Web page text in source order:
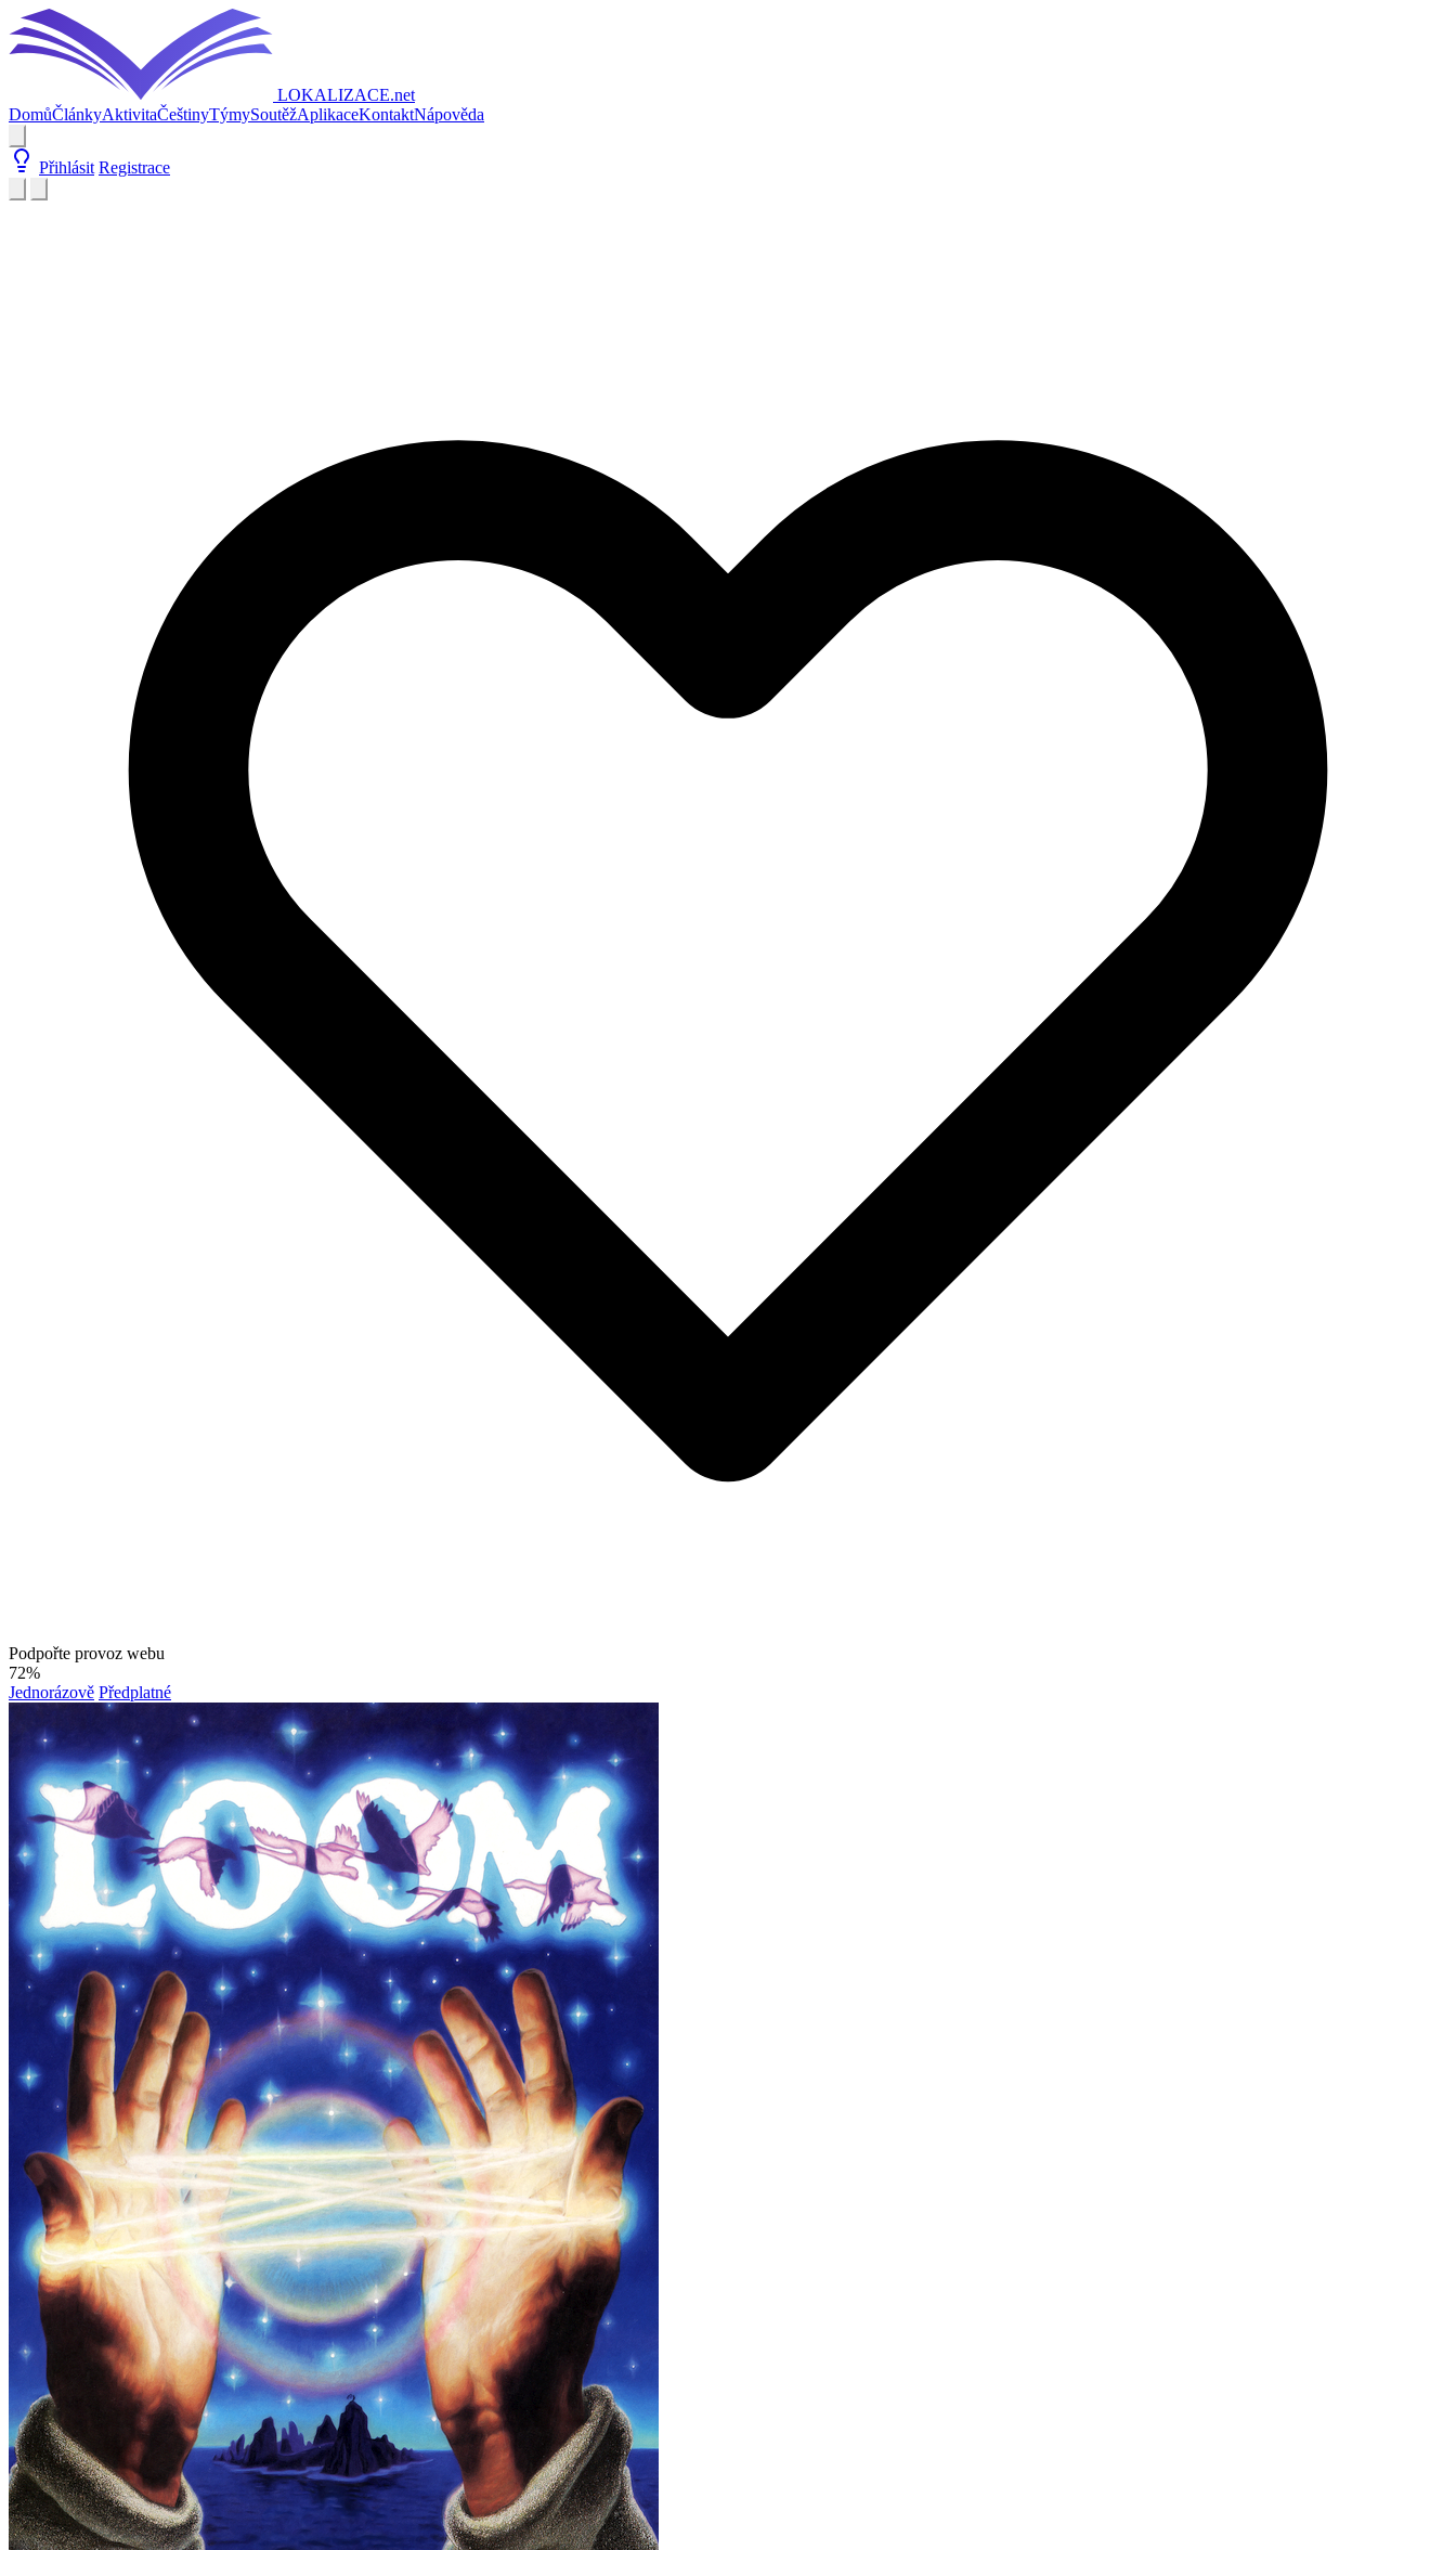
LOKALIZACE.net
DomůČlánkyAktivitaČeštinyTýmySoutěžAplikaceKontaktNápověda
Přihlásit Registrace
Podpořte provoz webu
72%
Jednorázově Předplatné